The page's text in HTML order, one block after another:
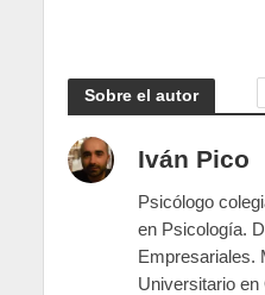
Sobre el autor
Iván Pico
Psicólogo
en Psicología.
Empresariales.
Universitario en